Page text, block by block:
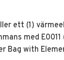
ett (1)
med E0011
Bag with